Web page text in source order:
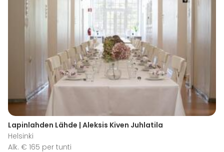
Lapinlahden Lähde | Aleksis Kiven Juhlatila
Helsinki
Alk. € 165 per tunti